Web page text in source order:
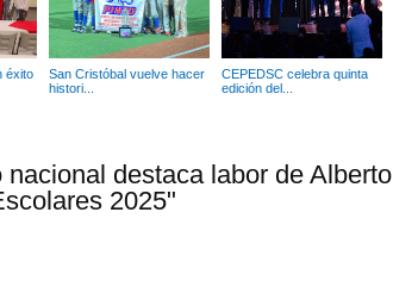
éxito
San Cristóbal vuelve hacer
histori...
CEPEDSC celebra quinta
edición del...
destaca labor de Alberto
2025"